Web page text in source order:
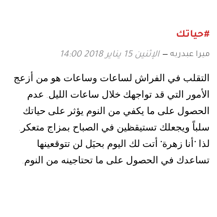
#حياتك
ميرا عبدربه الإثنين 15 يناير 2018 14:00
التقلب في الفراش لساعات وساعات هو من أزعج
الأمور التي قد تواجهك خلال ساعات الليل. عدم
الحصول على ما يكفي من النوم يؤثر على حياتك
سلباً ويجعلك تستيقظين في الصباح بمزاج متعكر .
لذا " أنا زهرة" أتت لك اليوم بحيَل لن تتوقعينها
تساعدك في الحصول على ما تحتاجينه من النوم.